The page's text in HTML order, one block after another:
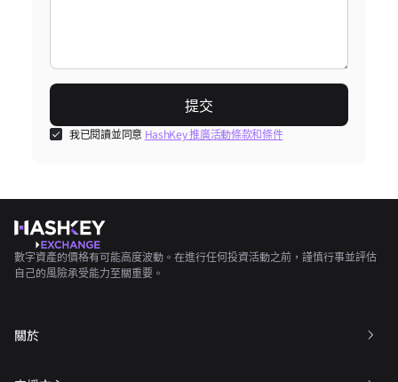
提交
我已閱讀並同意 HashKey 推廣活動條款和條件
數字資產的價格有可能高度波動。在進行任何投資活動之前，謹慎行事並評估
自己的風險承受能力至關重要。
關於